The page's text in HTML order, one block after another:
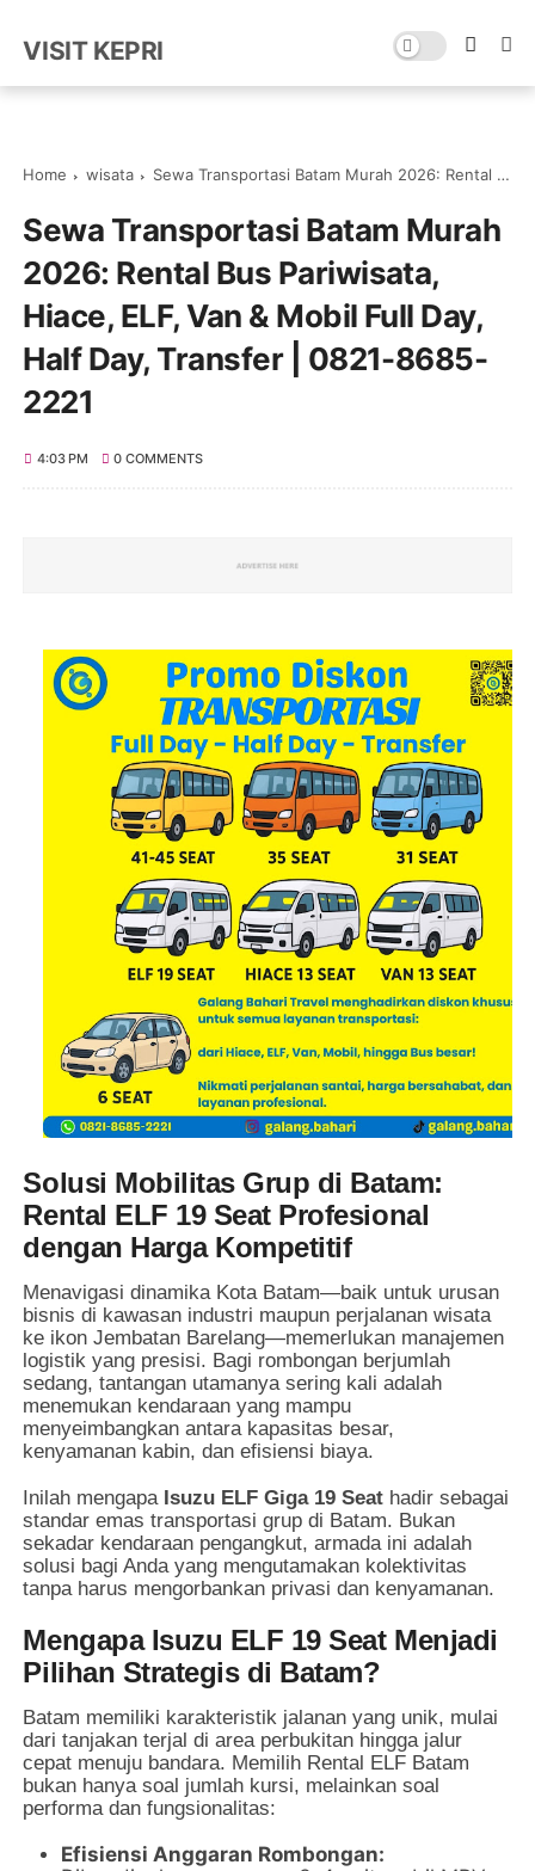
VISIT KEPRI
Home wisata Sewa Transportasi Batam Murah 2026: Rental Bus Pariwisata, Hiace, ELF, Van & Mobil Full Day, Half Day, Transfer | 0821-8685-2221
Sewa Transportasi Batam Murah
2026: Rental Bus Pariwisata,
Hiace, ELF, Van & Mobil Full Day,
Half Day, Transfer | 0821-8685-
2221
4:03 PM 0 COMMENTS
Solusi Mobilitas Grup di Batam:
Rental ELF 19 Seat Profesional
dengan Harga Kompetitif
Menavigasi dinamika Kota Batam—baik untuk urusan
bisnis di kawasan industri maupun perjalanan wisata
ke ikon Jembatan Barelang—memerlukan manajemen
logistik yang presisi. Bagi rombongan berjumlah
sedang, tantangan utamanya sering kali adalah
menemukan kendaraan yang mampu
menyeimbangkan antara kapasitas besar,
kenyamanan kabin, dan efisiensi biaya.
Inilah mengapa Isuzu ELF Giga 19 Seat hadir sebagai
standar emas transportasi grup di Batam. Bukan
sekadar kendaraan pengangkut, armada ini adalah
solusi bagi Anda yang mengutamakan kolektivitas
tanpa harus mengorbankan privasi dan kenyamanan.
Mengapa Isuzu ELF 19 Seat Menjadi
Pilihan Strategis di Batam?
Batam memiliki karakteristik jalanan yang unik, mulai
dari tanjakan terjal di area perbukitan hingga jalur
cepat menuju bandara. Memilih Rental ELF Batam
bukan hanya soal jumlah kursi, melainkan soal
performa dan fungsionalitas:
Efisiensi Anggaran Rombongan: